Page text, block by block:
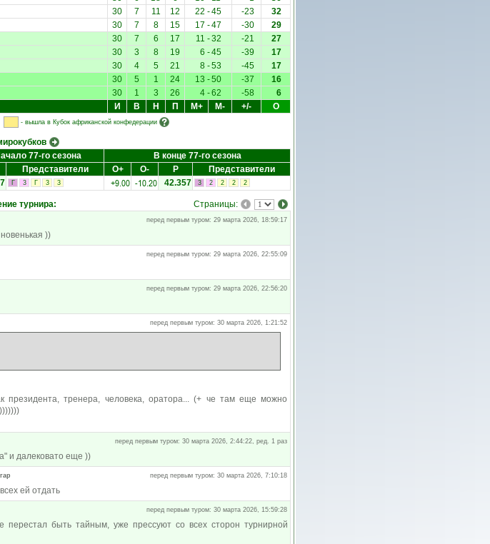
30 7 11 12 22 -45 -23
32
30 7 8 15 17 -47 -30
29
30 7 6 17 11 -32 -21
27
30 3 8 19 6 -45 -39
17
30 4 5 21 8 -53 -45
17
30 5 1 24 13 -50 -37
16
30 1 3 26 4 -62 -58
6
И В Н П М+ М- +/- О
- вышла в Кубок африканской конфедерации
77-го сезона
В конце 77-го сезона
Представители О+ О- Р Представители
Г 3 Г 3 3 +9.00 -10.20 42.357 3 2 2 2 2
турнира: Страницы:
перед первым туром: 29 марта 2026, 18:59:17
))
перед первым туром: 29 марта 2026, 22:55:09
перед первым туром: 29 марта 2026, 22:56:20
перед первым туром: 30 марта 2026, 1:21:52
тренера, человека, оратора... (+ че там еще можно
перед первым туром: 30 марта 2026, 2:44:22, ред. 1 раз
и далековато еще ))
перед первым туром: 30 марта 2026, 7:10:18
ей отдать
перед первым туром: 30 марта 2026, 15:59:28
быть тайным, уже прессуют со всех сторон турнирной